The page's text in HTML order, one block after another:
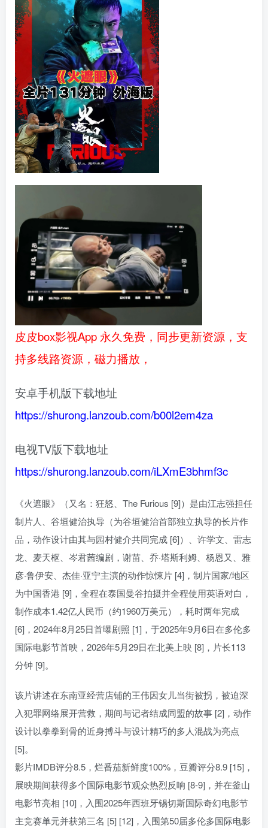
皮皮box影视App 永久免费，同步更新资源，支
持多线路资源，磁力播放，
安卓手机版下载地址
https://shurong.lanzoub.com/b00l2em4za
电视TV版下载地址
https://shurong.lanzoub.com/iLXmE3bhmf3c
《火遮眼》（又名：狂怒、The Furious [9]）是由江志强担任
制片人、谷垣健治执导（为谷垣健治首部独立执导的长片作
品，动作设计由其与园村健介共同完成 [6]）、许学文、雷志
龙、麦天枢、岑君茜编剧，谢苗、乔·塔斯利姆、杨恩又、雅
彦·鲁伊安、杰佳·亚宁主演的动作惊悚片 [4]，制片国家/地区
为中国香港 [9]，全程在泰国曼谷拍摄并全程使用英语对白，
制作成本1.42亿人民币（约1960万美元），耗时两年完成
[6]，2024年8月25日首曝剧照 [1]，于2025年9月6日在多伦多
国际电影节首映，2026年5月29日在北美上映 [8]，片长113
分钟 [9]。
该片讲述在东南亚经营店铺的王伟因女儿当街被拐，被迫深
入犯罪网络展开营救，期间与记者结成同盟的故事 [2]，动作
设计以拳拳到骨的近身搏斗与设计精巧的多人混战为亮点
[5]。
影片IMDB评分8.5，烂番茄新鲜度100%，豆瓣评分8.9 [15]，
展映期间获得多个国际电影节观众热烈反响 [8-9]，并在釜山
电影节亮相 [10]，入围2025年西班牙锡切斯国际奇幻电影节
主竞赛单元并获第三名 [5] [12]，入围第50届多伦多国际电影